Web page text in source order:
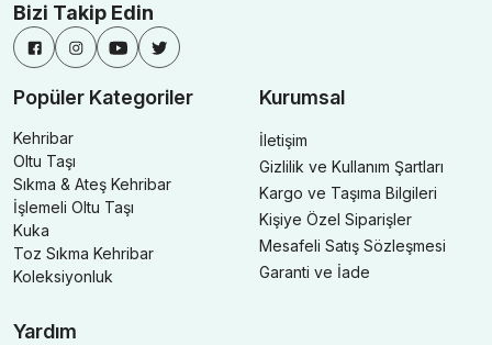
Bizi Takip Edin
Popüler Kategoriler
Kehribar
Oltu Taşı
Sıkma & Ateş Kehribar
İşlemeli Oltu Taşı
Kuka
Toz Sıkma Kehribar
Koleksiyonluk
Kurumsal
İletişim
Gizlilik ve Kullanım Şartları
Kargo ve Taşıma Bilgileri
Kişiye Özel Siparişler
Mesafeli Satış Sözleşmesi
Garanti ve İade
Yardım